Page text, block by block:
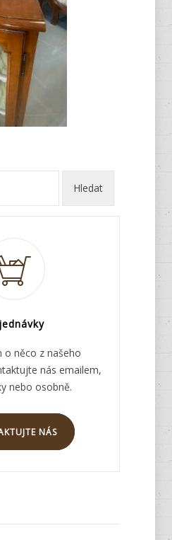
o něco z našeho
nás emailem,
nebo osobně.
NÁS